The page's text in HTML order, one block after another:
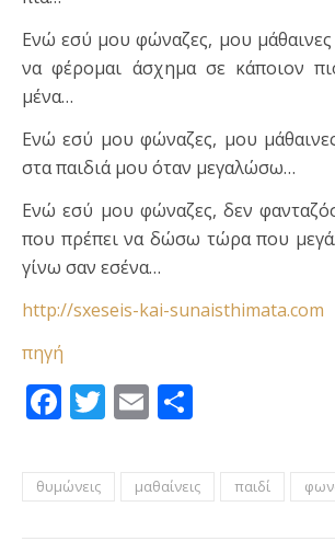
Ενώ εσύ μου φώναζες, μου μάθαινες
να φέρομαι άσχημα σε κάποιον
μένα…
Ενώ εσύ μου φώναζες, μου
στα παιδιά μου όταν μεγαλώσω…
Ενώ εσύ μου φώναζες, δεν
που πρέπει να δώσω τώρα που
γίνω σαν εσένα…
http://sxeseis-kai-sunaisthimata.com
πηγή
Facebook
Twitter
Email
θυμώνεις μαθαίνεις παιδί